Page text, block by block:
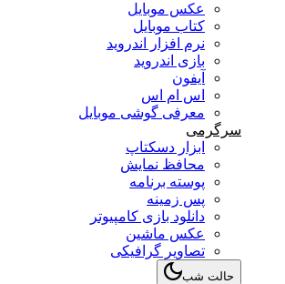
عکس موبایل
کتاب موبایل
نرم افزار اندروید
بازی اندروید
آیفون
اس ام اس
معرفی گوشی موبایل
سرگرمی
ابزار دسکتاپ
محافظ نمایش
پوسته برنامه
پس زمینه
دانلود بازی کامپیوتر
عکس ماشین
تصاویر گرافیکی
حالت شب